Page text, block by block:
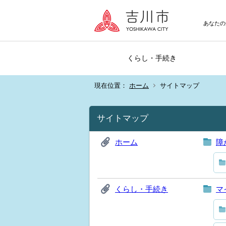
あなた
くらし・手続き
現在位置： ホーム サイトマップ
サイトマップ
ホーム 障
くらし・手続き マ